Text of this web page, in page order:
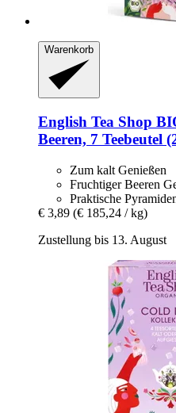
Warenkorb
English Tea Shop
Beeren, 7 Teebeutel
Zum kalt Genießen
Fruchtiger Beeren
Praktische
€ 3,89 (€ 185,24 / kg)
Zustellung bis 13. August